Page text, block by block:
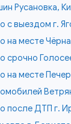
Русановка,
с выездом г.
на месте
срочно
на месте
после ДТП г.